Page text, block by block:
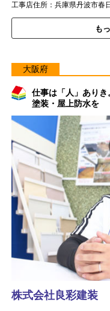
工事店住所：兵庫県丹波市春
も
大阪府
仕事は「人」あり
塗装・屋上防水を
株式会社良彩建装